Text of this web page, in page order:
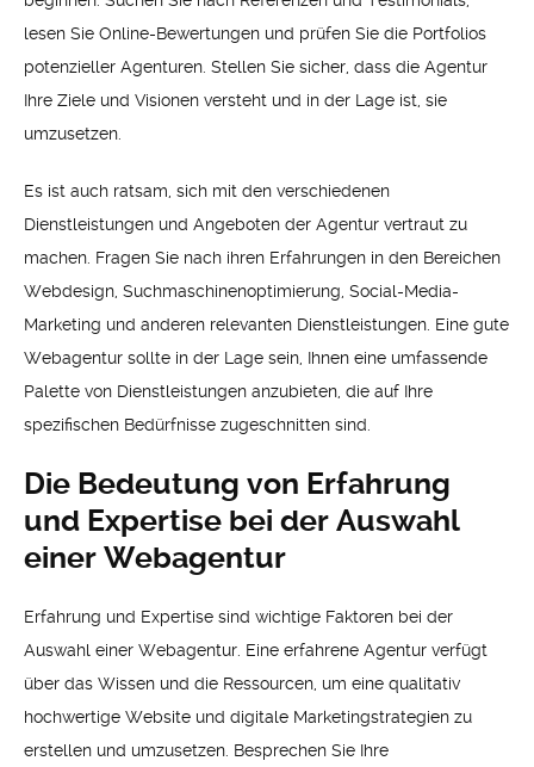
lesen Sie Online-Bewertungen und prüfen Sie die Portfolios
potenzieller Agenturen. Stellen Sie sicher, dass die Agentur
Ihre Ziele und Visionen versteht und in der Lage ist, sie
umzusetzen.
Es ist auch ratsam, sich mit den verschiedenen
Dienstleistungen und Angeboten der Agentur vertraut zu
machen. Fragen Sie nach ihren Erfahrungen in den Bereichen
Webdesign, Suchmaschinenoptimierung, Social-Media-
Marketing und anderen relevanten Dienstleistungen. Eine gute
Webagentur sollte in der Lage sein, Ihnen eine umfassende
Palette von Dienstleistungen anzubieten, die auf Ihre
spezifischen Bedürfnisse zugeschnitten sind.
Die Bedeutung von Erfahrung
und Expertise bei der Auswahl
einer Webagentur
Erfahrung und Expertise sind wichtige Faktoren bei der
Auswahl einer Webagentur. Eine erfahrene Agentur verfügt
über das Wissen und die Ressourcen, um eine qualitativ
hochwertige Website und digitale Marketingstrategien zu
erstellen und umzusetzen. Besprechen Sie Ihre